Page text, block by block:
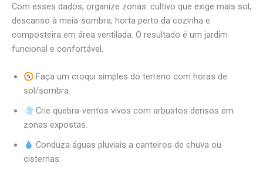
Com esses dados, organize zonas: cultivo que exige mais sol,
descanso à meia-sombra, horta perto da cozinha e
composteira em área ventilada. O resultado é um jardim
funcional e confortável.
Faça um croqui simples do terreno com horas de
sol/sombra.
Crie quebra-ventos vivos com arbustos densos em
zonas expostas.
Conduza águas pluviais a canteiros de chuva ou
cisternas.